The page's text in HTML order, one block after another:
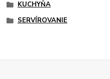
KUCHYŇA
SERVÍROVANIE